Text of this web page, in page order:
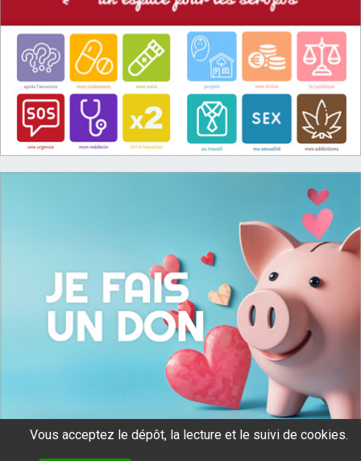
Vous acceptez le dépôt, la lecture et le suivi de cookies.